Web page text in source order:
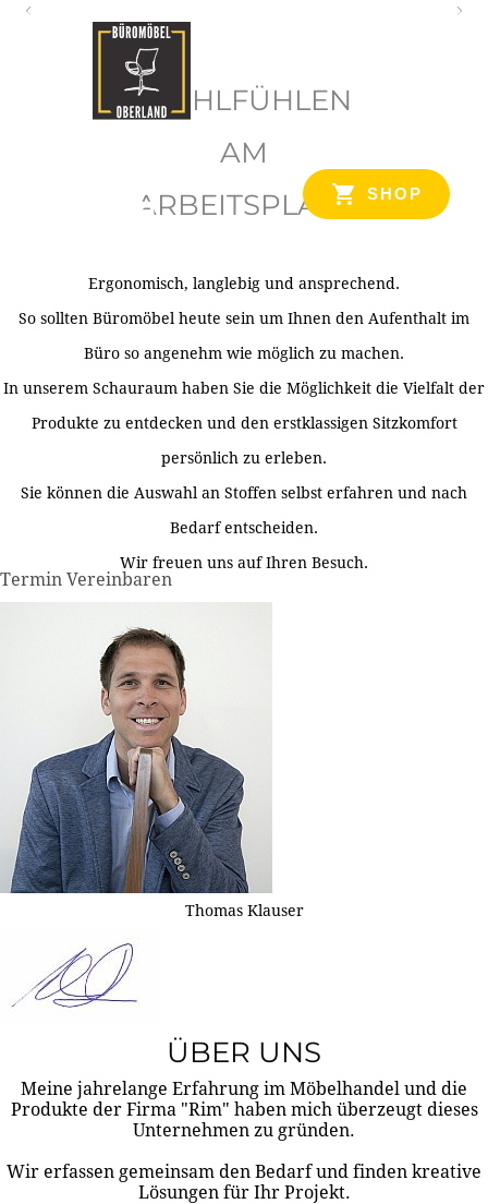
SHOP
WOHLFÜHLEN
AM
ARBEITSPLATZ
Ergonomisch, langlebig und ansprechend.
So sollten Büromöbel heute sein um Ihnen den Aufenthalt im
Büro so angenehm wie möglich zu machen.
In unserem Schauraum haben Sie die Möglichkeit die Vielfalt der
Produkte zu entdecken und den erstklassigen Sitzkomfort
persönlich zu erleben.
Sie können die Auswahl an Stoffen selbst erfahren und nach
Bedarf entscheiden.
Wir freuen uns auf Ihren Besuch.
Termin Vereinbaren
Thomas Klauser
ÜBER UNS
Meine jahrelange Erfahrung im Möbelhandel und die
Produkte der Firma "Rim" haben mich überzeugt dieses
Unternehmen zu gründen.
Wir erfassen gemeinsam den Bedarf und finden kreative
Lösungen für Ihr Projekt.